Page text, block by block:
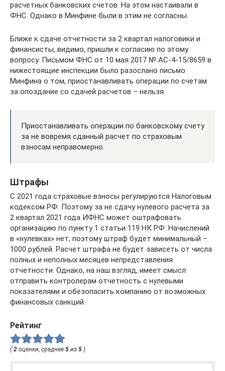
расчетных банковских счетов. На этом настаивали в
ФНС. Однако в Минфине были в этим не согласны.
Ближе к сдаче отчетности за 2 квартал налоговики и
финансисты, видимо, пришли к согласию по этому
вопросу. Письмом ФНС от 10 мая 2017 № АС-4-15/8659 в
нижестоящие инспекции было разослано письмо
Минфина о том, приостанавливать операции по счетам
за опоздание со сдачей расчетов – нельзя.
Приостанавливать операции по банковскому счету
за не вовремя сданный расчет по страховым
взносам неправомерно.
Штрафы
С 2021 года страховые взносы регулируются Налоговым
кодексом РФ. Поэтому за не сдачу нулевого расчета за
2 квартал 2021 года ИФНС может оштрафовать
организацию по пункту 1 статьи 119 НК РФ. Начислений
в «нулевках» нет, поэтому штраф будет минимальный –
1000 рублей. Расчет штрафа не будет зависеть от числа
полных и неполных месяцев непредставления
отчетности. Однако, на наш взгляд, имеет смысл
отправить контролерам отчетность с нулевыми
показателями и обезопасить компанию от возможных
финансовых санкций.
Рейтинг
(2 оценки, среднее 5 из 5 )